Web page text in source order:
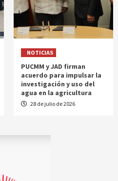
NOTICIAS
PUCMM y JAD firman
acuerdo para impulsar la
investigación y uso del
agua en la agricultura
28 de julio de 2026